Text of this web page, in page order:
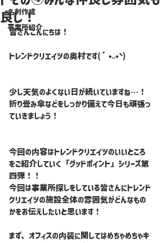
名刺作成
事業所紹介
良し！
皆さんこんにちは！
トレンドクリエイツの奥村です(´•ᴗ•` )
少し天気のよくない日が続いていますね…！
折り畳み傘などをしっかり備えて今日も頑張っ
ていきましょう！
今回の内容はトレンドクリエイツのいいところ
をご紹介していく「グッドポイント」シリーズ第
四弾！！
今回は事業所探しをしている皆さんにトレンド
クリエイツの施設全体の雰囲気がどんなもの
かをお伝えしたいと思います！
まず、オフィスの内装に関してはめちゃめちゃキ